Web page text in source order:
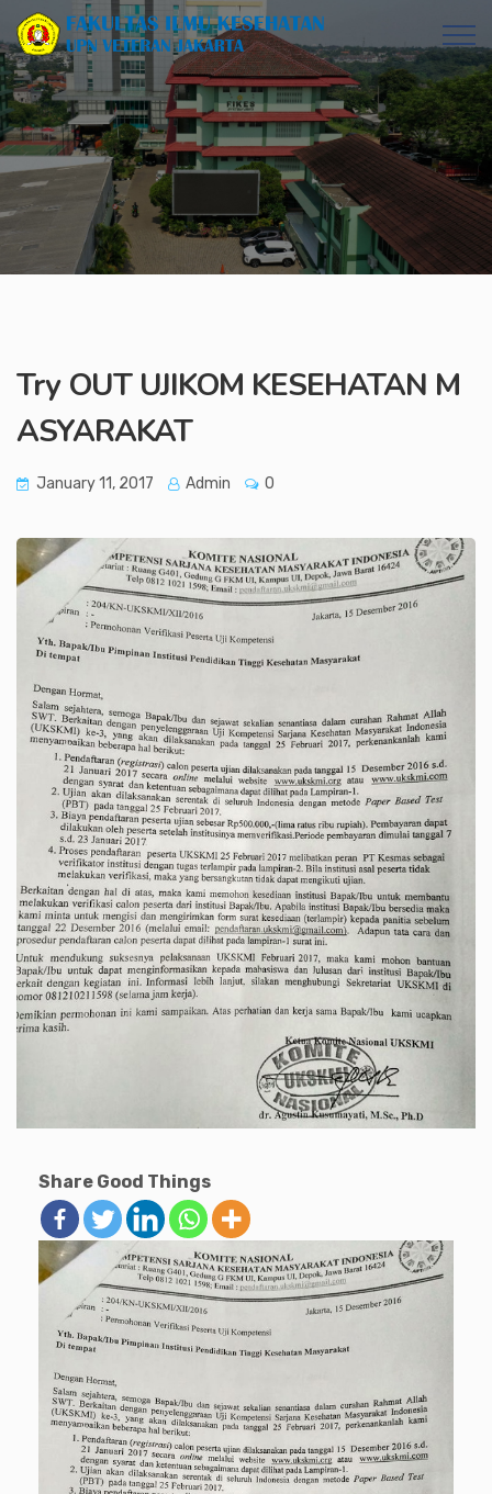
Try OUT UJIKOM KESEHATAN M
ASYARAKAT
January 11, 2017 Admin 0
Share Good Things